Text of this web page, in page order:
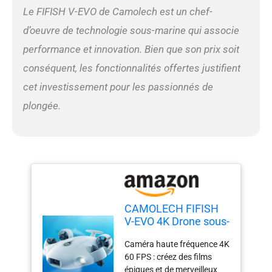
méthodes conventionnelles
à 360° dans la mobilité
subaquatique, en lévitation
et en position maintenue.
Transformez votre
imagination créative en une
réalité d'imagerie
Optimisez votre vue à
travers la mer profonde et
restaurez les couleurs du
monde sous-marin, en
environnements sombres et
troubles. Objectif ultra
Le FIFISH V-EVO de Camolech est un chef-
d’oeuvre de technologie sous-marine qui associe
performance et innovation. Bien que son prix soit
conséquent, les fonctionnalités offertes justifient
cet investissement pour les passionnés de
plongée.
CAMOLECH FIFISH
V-EVO 4K Drone sous-
AI Vision Lock
mouvement
Caméra haute fréquence 4K
60 FPS : créez des films